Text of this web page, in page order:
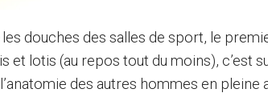
les douches des salles de sport, le
et lotis (au repos tout du moins), c’est
des autres hommes en pleine